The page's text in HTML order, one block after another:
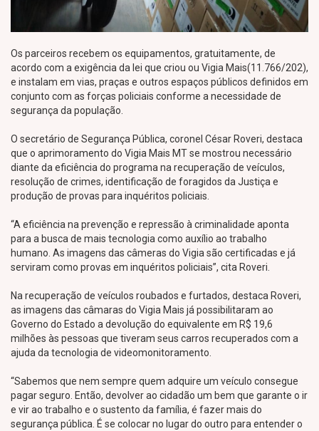
Os parceiros recebem os equipamentos, gratuitamente, de
acordo com a exigência da lei que criou ou Vigia Mais(11.766/202),
e instalam em vias, praças e outros espaços públicos definidos em
conjunto com as forças policiais conforme a necessidade de
segurança da população.
O secretário de Segurança Pública, coronel César Roveri, destaca
que o aprimoramento do Vigia Mais MT se mostrou necessário
diante da eficiência do programa na recuperação de veículos,
resolução de crimes, identificação de foragidos da Justiça e
produção de provas para inquéritos policiais.
“A eficiência na prevenção e repressão à criminalidade aponta
para a busca de mais tecnologia como auxílio ao trabalho
humano. As imagens das câmeras do Vigia são certificadas e já
serviram como provas em inquéritos policiais”, cita Roveri.
Na recuperação de veículos roubados e furtados, destaca Roveri,
as imagens das câmaras do Vigia Mais já possibilitaram ao
Governo do Estado a devolução do equivalente em R$ 19,6
milhões às pessoas que tiveram seus carros recuperados com a
ajuda da tecnologia de videomonitoramento.
“Sabemos que nem sempre quem adquire um veículo consegue
pagar seguro. Então, devolver ao cidadão um bem que garante o ir
e vir ao trabalho e o sustento da família, é fazer mais do
segurança pública. É se colocar no lugar do outro para entender o